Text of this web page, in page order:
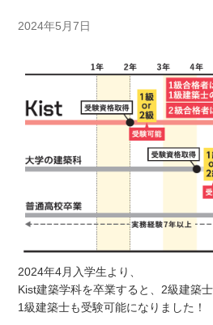
2024年5月7日
2024年4月入学生より、
Kist建築学科を卒業すると、2級建築士
1級建築士も受験可能になりました！